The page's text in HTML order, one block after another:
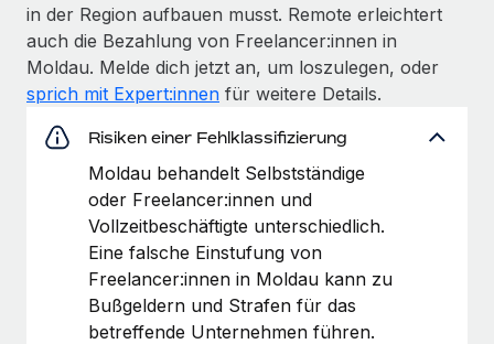
in der Region aufbauen musst. Remote erleichtert
auch die Bezahlung von Freelancer:innen in
Moldau. Melde dich jetzt an, um loszulegen, oder
sprich mit Expert:innen für weitere Details.
Risiken einer Fehlklassifizierung
Moldau behandelt Selbstständige
oder Freelancer:innen und
Vollzeitbeschäftigte unterschiedlich.
Eine falsche Einstufung von
Freelancer:innen in Moldau kann zu
Bußgeldern und Strafen für das
betreffende Unternehmen führen.